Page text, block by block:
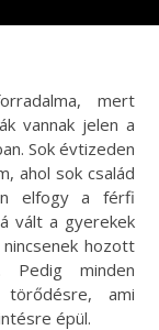
mert
vannak jelen a
Sok évtizeden
ahol sok család
elfogy a férfi
vált a gyerekek
hozott
Pedig minden
ami
épül.